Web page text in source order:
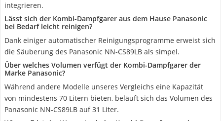
integrieren.
Lässt sich der Kombi-Dampfgarer aus dem Hause Panasonic
bei Bedarf leicht reinigen?
Dank einiger automatischer Reinigungsprogramme erweist sich
die Säuberung des Panasonic NN-CS89LB als simpel.
Über welches Volumen verfügt der Kombi-Dampfgarer der
Marke Panasonic?
Während andere Modelle unseres Vergleichs eine Kapazität
von mindestens 70 Litern bieten, beläuft sich das Volumen des
Panasonic NN-CS89LB auf 31 Liter.